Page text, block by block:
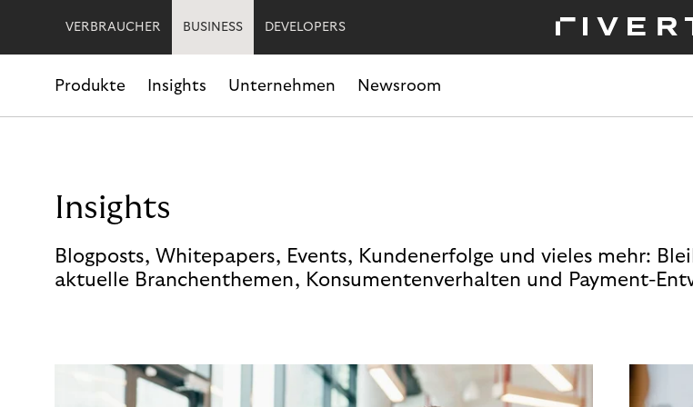
VERBRAUCHER BUSINESS DEVELOPERS
Produkte Insights Unternehmen Newsroom
Insights
Blogposts, Whitepapers, Events, Kundenerfolge und vieles mehr:
aktuelle Branchenthemen, Konsumentenverhalten und Payment-